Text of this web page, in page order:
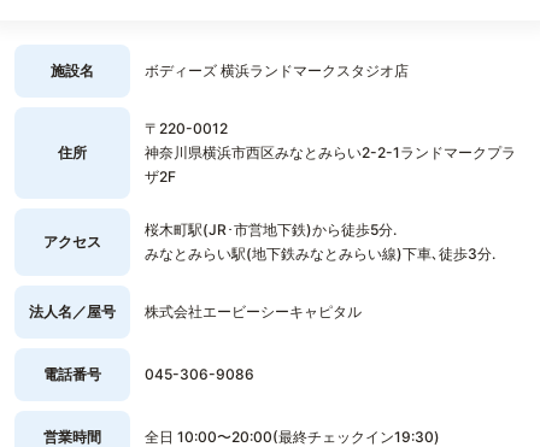
施設名 ボディーズ 横浜ランドマークスタジオ店
住所
〒220-0012
神奈川県横浜市西区みなとみらい2-2-1ランドマークプラ
ザ2F
アクセス
桜木町駅(JR･市営地下鉄)から徒歩5分.
みなとみらい駅(地下鉄みなとみらい線)下車､徒歩3分.
法人名／屋号 株式会社エービーシーキャピタル
電話番号 045-306-9086
営業時間 全日 10:00〜20:00(最終チェックイン19:30)